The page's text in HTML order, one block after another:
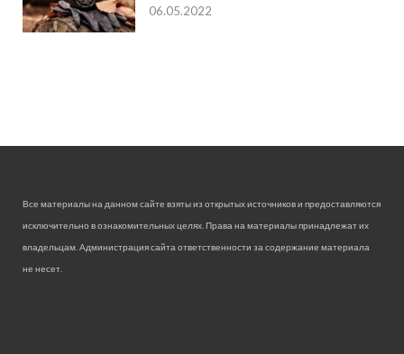
06.05.2022
Все материалы на данном сайте взяты из открытых источников и предоставляются
исключительно в ознакомительных целях. Права на материалы принадлежат их
владельцам. Администрация сайта ответственности за содержание материала
не несет.